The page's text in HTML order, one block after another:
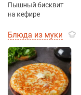
Пышный бисквит
на кефире
Блюда из муки